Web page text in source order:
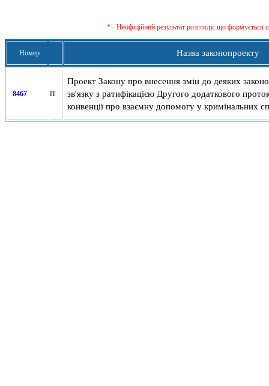
* - Неофіційний результат розгляду, що формується
Номер Назва законопроекту
8467 П
Проект Закону про внесення змін до деяких
зв'язку з ратифікацією Другого додаткового
конвенції про взаємну допомогу у кримінальних